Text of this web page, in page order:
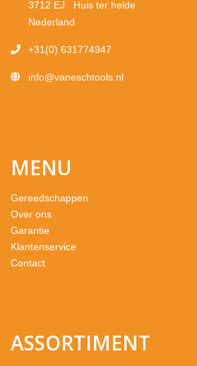
3712 EJ Huis ter heide
Nederland
+31(0) 631774947
info@vaneschtools.nl
MENU
Gereedschappen
Over ons
Garantie
Klantenservice
Contact
ASSORTIMENT